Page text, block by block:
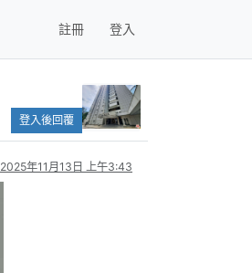
註冊 登入
登入後回覆
2025年11月13日 上午3:43